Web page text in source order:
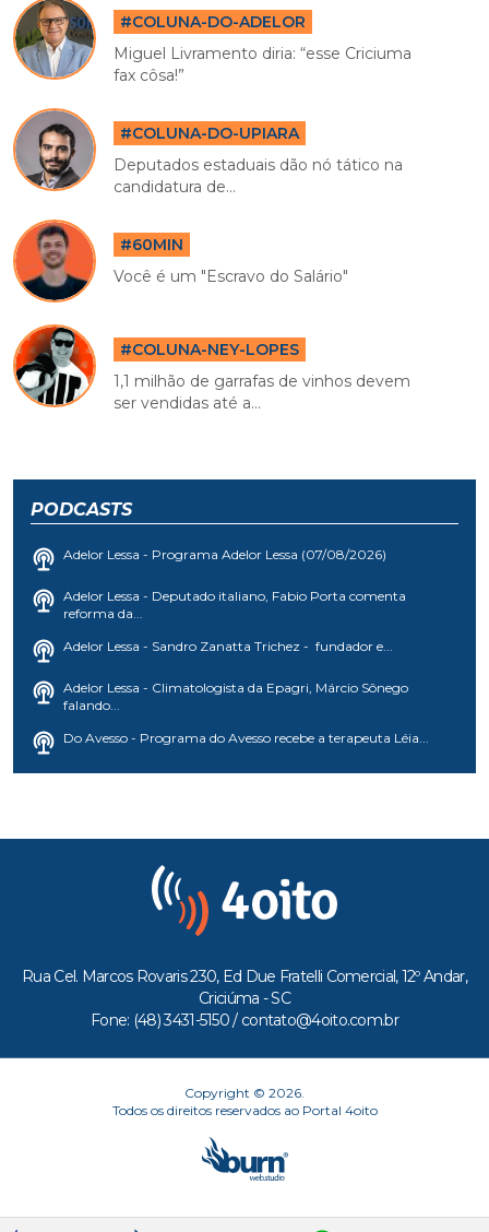
#COLUNA-DO-ADELOR
Miguel Livramento diria: “esse Criciuma
fax côsa!”
#COLUNA-DO-UPIARA
Deputados estaduais dão nó tático na
candidatura de...
#60MIN
Você é um "Escravo do Salário"
#COLUNA-NEY-LOPES
1,1 milhão de garrafas de vinhos devem
ser vendidas até a...
PODCASTS
Adelor Lessa - Programa Adelor Lessa (07/08/2026)
Adelor Lessa - Deputado italiano, Fabio Porta comenta
reforma da...
Adelor Lessa - Sandro Zanatta Trichez - fundador e...
Adelor Lessa - Climatologista da Epagri, Márcio Sônego
falando...
Do Avesso - Programa do Avesso recebe a terapeuta Léia...
Rua Cel. Marcos Rovaris 230, Ed Due Fratelli Comercial, 12º Andar,
Criciúma - SC
Fone: (48) 3431-5150 / contato@4oito.com.br
Copyright © 2026.
Todos os direitos reservados ao Portal 4oito